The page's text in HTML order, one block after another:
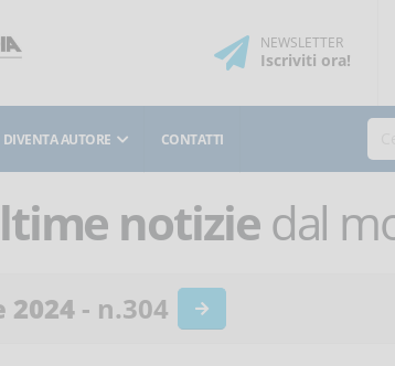
NEWSLETTER
Iscriviti ora!
DIVENTA AUTORE CONTATTI
notiziedal
2024 - n.304